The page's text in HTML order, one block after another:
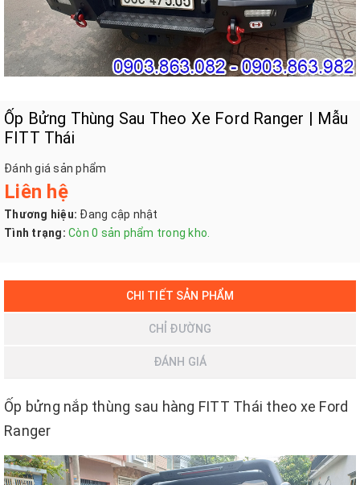
Ốp Bửng Thùng Sau Theo Xe Ford Ranger | Mẫu
FITT Thái
Đánh giá sản phẩm
Liên hệ
Thương hiệu: Đang cập nhật
Tình trạng: Còn 0 sản phẩm trong kho.
CHI TIẾT SẢN PHẨM
CHỈ ĐƯỜNG
ĐÁNH GIÁ
Ốp bửng nắp thùng sau hàng FITT Thái theo xe Ford
Ranger